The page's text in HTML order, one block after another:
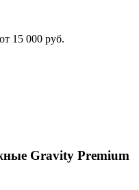
15 000 руб.
Gravity Premium